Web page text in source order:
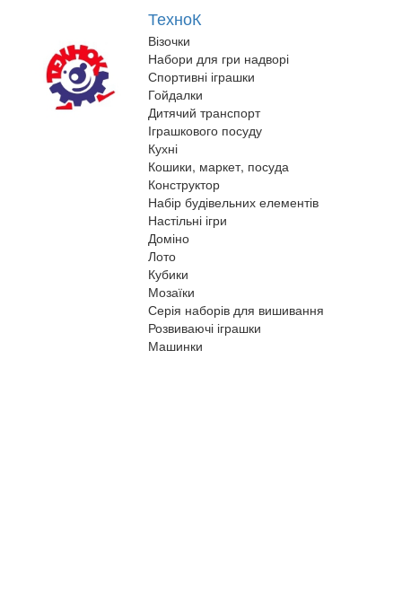
ТехноК
Візочки
Набори для гри надворі
Спортивні іграшки
Гойдалки
Дитячий транспорт
Іграшкового посуду
Кухні
Кошики, маркет, посуда
Конструктор
Набір будівельних елементів
Настільні ігри
Доміно
Лото
Кубики
Мозаїки
Серія наборів для вишивання
Розвиваючі іграшки
Машинки